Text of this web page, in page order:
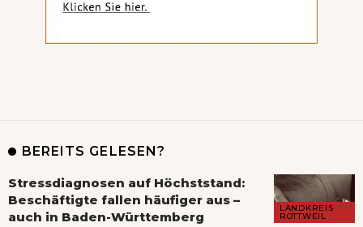
BEREITS GELESEN?
LANDKREIS
ROTTWEIL
Stressdiagnosen auf Höchststand:
Beschäftigte fallen häufiger aus –
auch in Baden-Württemberg